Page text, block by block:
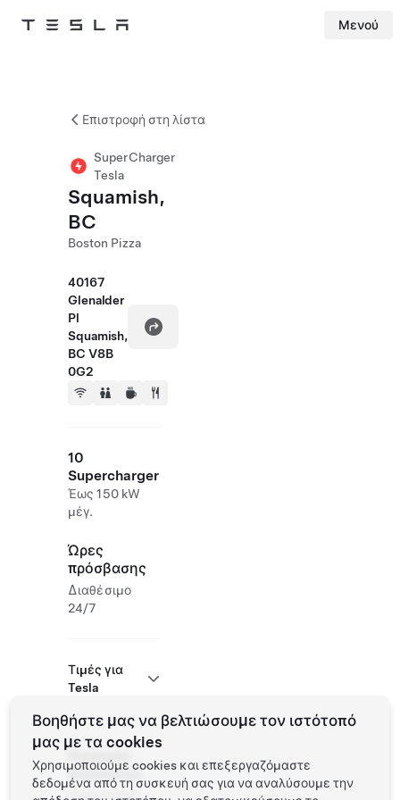
Tesla Μενού
Επιστροφή στη λίστα
SuperCharger
Tesla
Squamish,
BC
Boston Pizza
40167
Glenalder
Pl
Squamish,
BC V8B
0G2
10
Supercharger
Έως 150 kW
μέγ.
Ώρες
πρόσβασης
Διαθέσιμο
24/7
Τιμές για
Tesla
Roadside
Assistance
Tesla Owner
Βοηθήστε μας να βελτιώσουμε τον ιστότοπό
μας με τα cookies
Χρησιμοποιούμε cookies και επεξεργαζόμαστε
δεδομένα από τη συσκευή σας για να αναλύσουμε την